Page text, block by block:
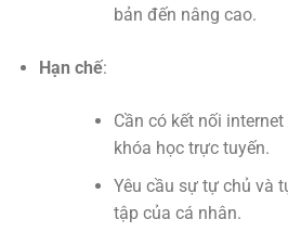
bản đến nâng cao.
Hạn chế:
Cần có kết nối
khóa học trực tuyến.
Yêu cầu sự tự chủ và
tập của cá nhân.